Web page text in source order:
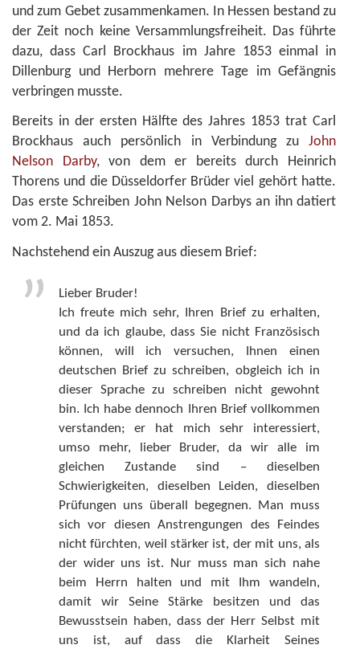
und zum Gebet zusammenkamen. In Hessen bestand zu
der Zeit noch keine Versammlungsfreiheit. Das führte
dazu, dass Carl Brockhaus im Jahre 1853 einmal in
Dillenburg und Herborn mehrere Tage im Gefängnis
verbringen musste.
Bereits in der ersten Hälfte des Jahres 1853 trat Carl
Brockhaus auch persönlich in Verbindung zu John
Nelson Darby, von dem er bereits durch Heinrich
Thorens und die Düsseldorfer Brüder viel gehört hatte.
Das erste Schreiben John Nelson Darbys an ihn datiert
vom 2. Mai 1853.
Nachstehend ein Auszug aus diesem Brief:
Lieber Bruder!
Ich freute mich sehr, Ihren Brief zu erhalten,
und da ich glaube, dass Sie nicht Französisch
können, will ich versuchen, Ihnen einen
deutschen Brief zu schreiben, obgleich ich in
dieser Sprache zu schreiben nicht gewohnt
bin. Ich habe dennoch Ihren Brief vollkommen
verstanden; er hat mich sehr interessiert,
umso mehr, lieber Bruder, da wir alle im
gleichen Zustande sind – dieselben
Schwierigkeiten, dieselben Leiden, dieselben
Prüfungen uns überall begegnen. Man muss
sich vor diesen Anstrengungen des Feindes
nicht fürchten, weil stärker ist, der mit uns, als
der wider uns ist. Nur muss man sich nahe
beim Herrn halten und mit Ihm wandeln,
damit wir Seine Stärke besitzen und das
Bewusstsein haben, dass der Herr Selbst mit
uns ist, auf dass die Klarheit Seines